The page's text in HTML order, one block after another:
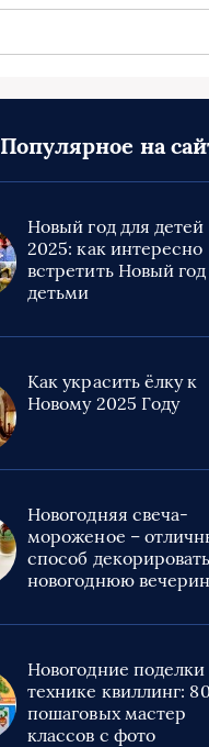
Популярное на
Новый год для детей
2025: как интересно
встретить Новый год
детьми
Как украсить ёлку к
Новому 2025 Году
Новогодняя свеча-
мороженое –
способ декорировать
новогоднюю
Новогодние поделки
технике квиллинг:
пошаговых мастер
классов с фото